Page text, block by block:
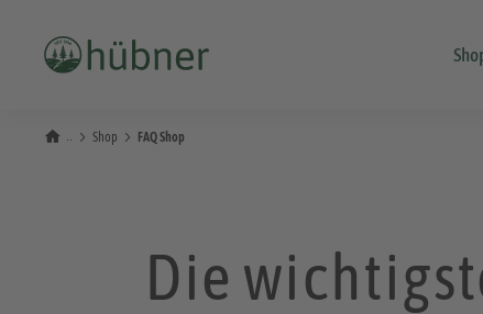
Shop FAQ Shop
Die